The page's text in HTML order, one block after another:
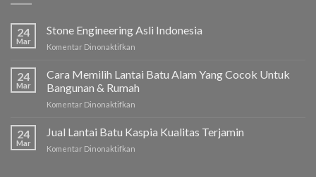
24
Mar
Stone Engineering Asli Indonesia
Komentar Dinonaktifkan
Engineering
Indonesia
24
Mar
Cara Memilih Lantai Batu Alam Yang Cocok Untuk
Bangunan & Rumah
Komentar Dinonaktifkan
Memilih
Lantai
24
Mar
Jual Lantai Batu Kaspia Kualitas Terjamin
Komentar Dinonaktifkan